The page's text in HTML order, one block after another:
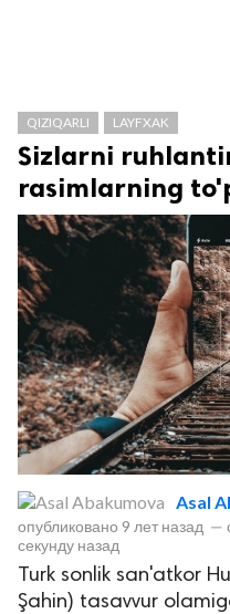
QIZIQARLI LAYFXAK
Sizlarni
rasimlarning
Asal
опубликовано 9 лет назад —
секунду назад
Turk sonlik san'atkor
Şahin) tasavvur